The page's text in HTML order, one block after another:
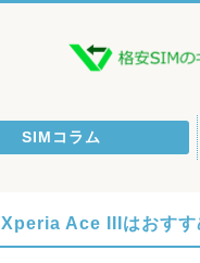
SIMコラム
Xperia Ace IIIはおすす